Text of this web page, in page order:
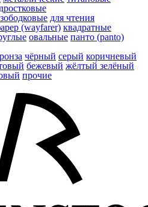
для чтения
(wayfarer) квадратные
овальные панто (panto)
чёрный серый коричневый
бежевый жёлтый зелёный
прочие